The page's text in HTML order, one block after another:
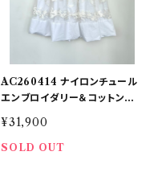
AC260414 ナイロンチュール
エンブロイダリー＆コットンプリ
ミシマのスカート
¥31,900
SOLD OUT